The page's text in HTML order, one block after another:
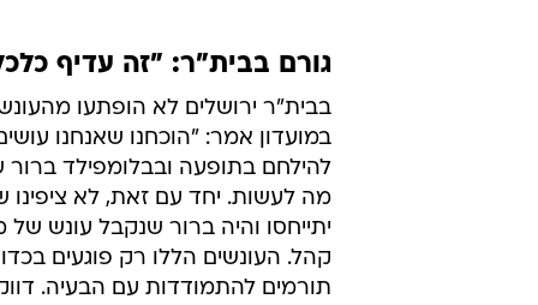
גורם בבית"ר: "זה עדיף
בבית"ר ירושלים לא הופתעו
במועדון אמר: "הוכחנו שאנחנו
להילחם בתופעה ובבלומפילד ברור
מה לעשות. יחד עם זאת, לא ציפינו
יתייחסו והיה ברור שנקבל עונש
קהל. העונשים הללו רק פוגעים
תורמים להתמודדות עם הבעיה.